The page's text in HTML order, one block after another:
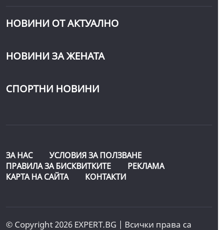
НОВИНИ ОТ АКТУАЛНО
НОВИНИ ЗА ЖЕНАТА
СПОРТНИ НОВИНИ
ЗА НАС
УСЛОВИЯ ЗА ПОЛЗВАНЕ
ПРАВИЛА ЗА БИСКВИТКИТЕ
РЕКЛАМА
КАРТА НА САЙТА
КОНТАКТИ
© Copyright 2026 EXPERT.BG | Всички права са